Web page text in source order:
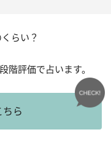
らい？
階評価で占います。
ら